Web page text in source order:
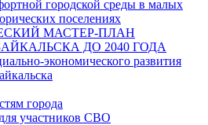
городской среды в малых
поселениях
МАСТЕР-ПЛАН
ДО 2040 ГОДА
экономического развития
города
участников СВО